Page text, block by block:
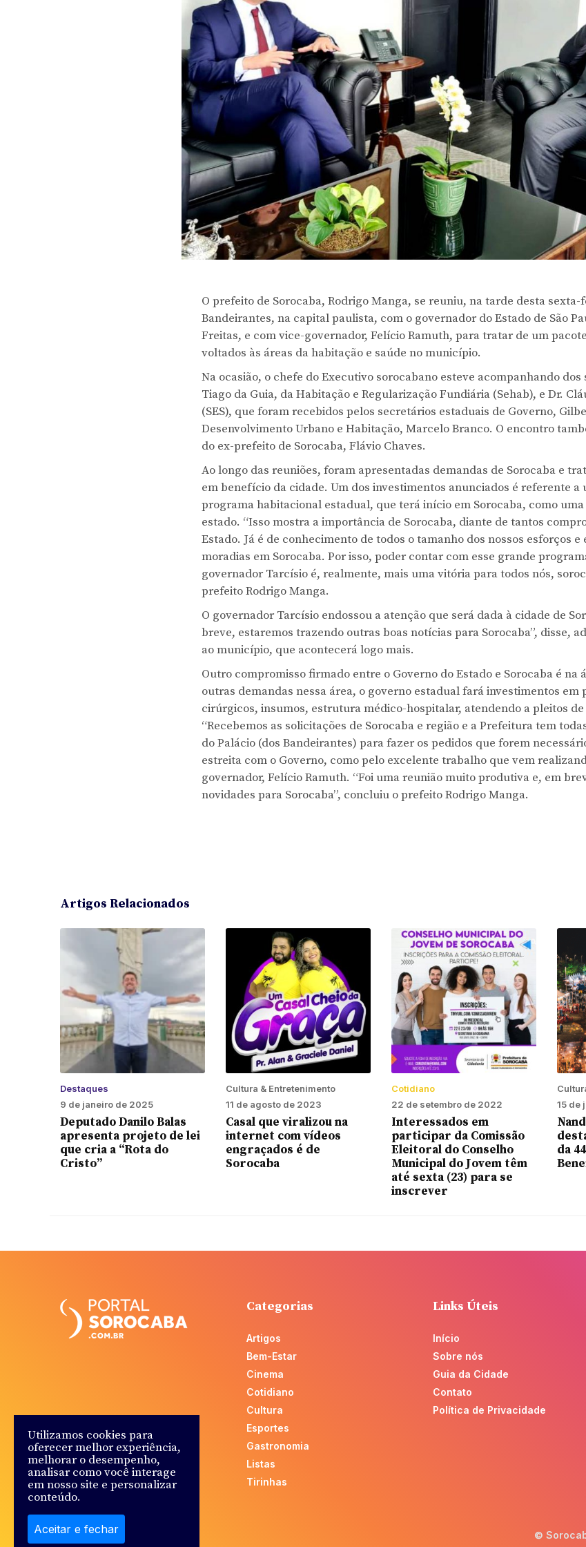
O prefeito de Sorocaba, Rodrigo Manga, se reuniu, na tarde desta sexta-
Bandeirantes, na capital paulista, com o governador do Estado de São
Freitas, e com vice-governador, Felício Ramuth, para tratar de um
voltados às áreas da habitação e saúde no município.
Na ocasião, o chefe do Executivo sorocabano esteve acompanhando
Tiago da Guia, da Habitação e Regularização Fundiária (Sehab), e Dr.
(SES), que foram recebidos pelos secretários estaduais de Governo,
Desenvolvimento Urbano e Habitação, Marcelo Branco. O encontro
do ex-prefeito de Sorocaba, Flávio Chaves.
Ao longo das reuniões, foram apresentadas demandas de Sorocaba e
em benefício da cidade. Um dos investimentos anunciados é referente a
programa habitacional estadual, que terá início em Sorocaba, como
estado. “Isso mostra a importância de Sorocaba, diante de tantos
Estado. Já é de conhecimento de todos o tamanho dos nossos esforços e
moradias em Sorocaba. Por isso, poder contar com esse grande
governador Tarcísio é, realmente, mais uma vitória para todos nós,
prefeito Rodrigo Manga.
O governador Tarcísio endossou a atenção que será dada à cidade de
breve, estaremos trazendo outras boas notícias para Sorocaba”, disse,
ao município, que acontecerá logo mais.
Outro compromisso firmado entre o Governo do Estado e Sorocaba é na
outras demandas nessa área, o governo estadual fará investimentos em
cirúrgicos, insumos, estrutura médico-hospitalar, atendendo a pleitos de
“Recebemos as solicitações de Sorocaba e região e a Prefeitura tem
do Palácio (dos Bandeirantes) para fazer os pedidos que forem
estreita com o Governo, como pelo excelente trabalho que vem
governador, Felício Ramuth. “Foi uma reunião muito produtiva e, em
novidades para Sorocaba”, concluiu o prefeito Rodrigo Manga.
Artigos Relacionados
Destaques
9 de janeiro de 2025
Deputado Danilo Balas
apresenta projeto de lei
que cria a “Rota do
Cristo”
Cultura & Entretenimento
11 de agosto de 2023
Casal que viralizou na
internet com vídeos
engraçados é de
Sorocaba
Cotidiano
22 de setembro de 2022
Interessados em
participar da Comissão
Eleitoral do Conselho
Municipal do Jovem têm
até sexta (23) para se
inscrever
15 de
da
Categorias
Artigos
Bem-Estar
Cinema
Cotidiano
Cultura
Esportes
Gastronomia
Listas
Tirinhas
Links Úteis
Início
Sobre nós
Guia da Cidade
Contato
Política de Privacidade
©
Utilizamos cookies para
oferecer melhor experiência,
melhorar o desempenho,
analisar como você interage
em nosso site e personalizar
conteúdo.
Aceitar e fechar